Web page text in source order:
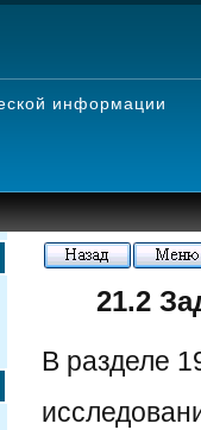
информации
21.2
В разделе